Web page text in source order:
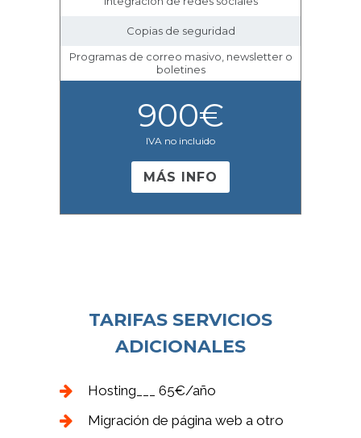
Copias de seguridad
Programas de correo masivo, newsletter o
boletines
900€
IVA no incluido
MÁS INFO
TARIFAS SERVICIOS
ADICIONALES
Hosting___ 65€/año
Migración de página web a otro